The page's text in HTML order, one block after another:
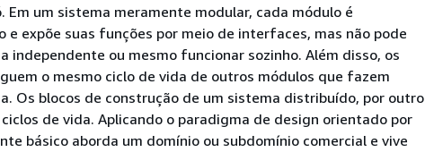
Em um sistema meramente modular, cada módulo é
e expõe suas funções por meio de interfaces, mas não pode
independente ou mesmo funcionar sozinho. Além disso, os
o mesmo ciclo de vida de outros módulos que fazem
Os blocos de construção de um sistema distribuído, por outro
de vida. Aplicando o paradigma de design orientado por
básico aborda um domínio ou subdomínio comercial e vive